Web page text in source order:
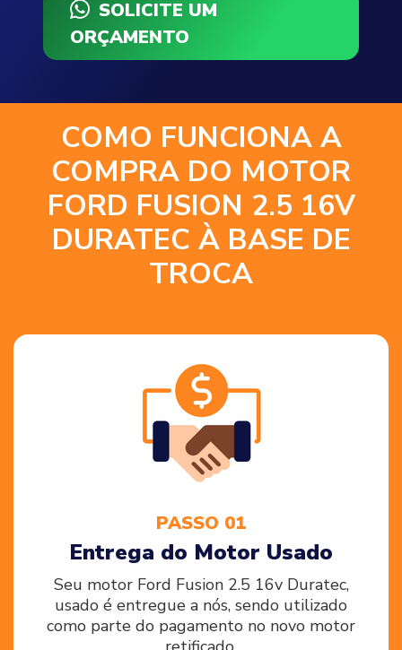
SOLICITE UM
ORÇAMENTO
COMO FUNCIONA A
COMPRA DO MOTOR
FORD FUSION 2.5 16V
DURATEC À BASE DE
TROCA
PASSO 01
Entrega do Motor Usado
Seu motor Ford Fusion 2.5 16v Duratec,
usado é entregue a nós, sendo utilizado
como parte do pagamento no novo motor